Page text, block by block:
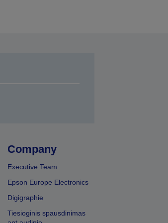
Company
Executive Team
Epson Europe Electronics
Digigraphie
Tiesioginis spausdinimas